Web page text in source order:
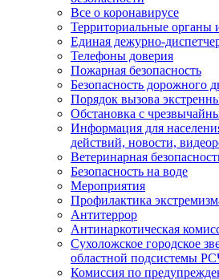
Все о коронавирусе
Территориальные органы
Единая дежурно-
Телефоны доверия
Пожарная безопасность
Безопасность дорожного
Порядок вызова
Обстановка с
Информация для
действий, новости,
Ветеринарная
Безопасность на воде
Мероприятия
Профилактика
Антитеррор
Антинаркотическая
Сухоложское городское
областной подсистемы
Комиссия по